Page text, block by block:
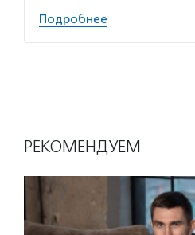
Подробнее
РЕКОМЕНДУЕМ